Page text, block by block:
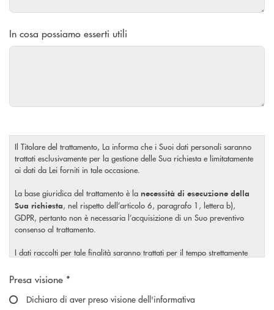
In cosa possiamo esserti utili
Il Titolare del trattamento, La informa che i Suoi dati personali saranno
trattati esclusivamente per la gestione delle Sua richiesta e limitatamente
ai dati da Lei forniti in tale occasione.
La base giuridica del trattamento è la necessità di esecuzione della
Sua richiesta, nel rispetto dell’articolo 6, paragrafo 1, lettera b),
GDPR, pertanto non è necessaria l’acquisizione di un Suo preventivo
consenso al trattamento.
I dati raccolti per tale finalità saranno trattati per il tempo strettamente
visionare l’informativa completa sul trattamento dei Suoi dati
Scegliere un'opzione
Presa visione *
Dichiaro di aver preso visione dell'informativa